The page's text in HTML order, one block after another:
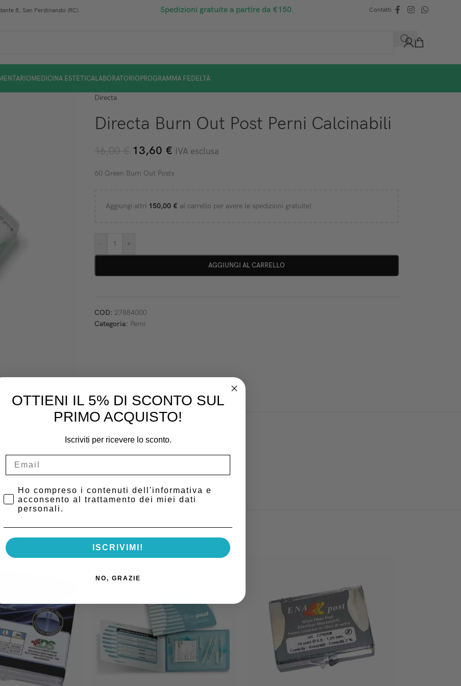
8, San Ferdinando (RC) Spedizioni gratuite a partire da €150. Contatti
MEDICINA ESTETICALABORATORIOPROGRAMMA FEDELTÀ
Directa
Directa Burn Out Post Perni Calcinabili
16,00€ 13,60 € IVA esclusa
60 Green Burn Out Posts
Aggiungi altri 150,00 € al carrello per avere le spedizioni gratuite!
- +
AGGIUNGI AL CARRELLO
COD: 27884000
Categoria: Perni
OTTIENI IL 5% DI SCONTO SUL
PRIMO ACQUISTO!
Iscriviti per ricevere lo sconto.
Privacy Policy
Ho compreso i contenuti dell'informativa e
acconsento al trattamento dei miei dati
personali.
ISCRIVIMI!
NO, GRAZIE